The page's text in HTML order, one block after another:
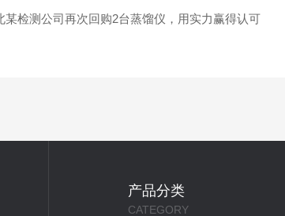
产品分类
CATEGORY